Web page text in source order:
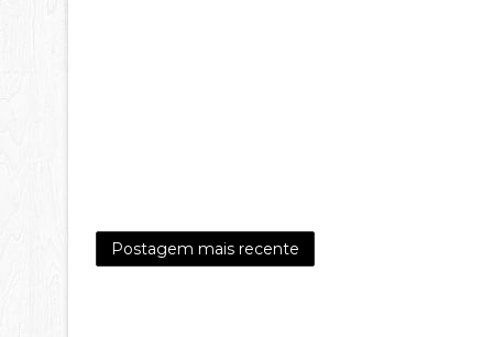
Postagem mais recente